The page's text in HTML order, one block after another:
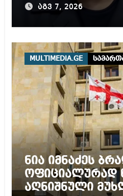
დაწყებულ
აგვ 7, 2026
MULTIMEDIA.GE
ნია იმნაძეს
ოფიციალურად
აღნიშნული